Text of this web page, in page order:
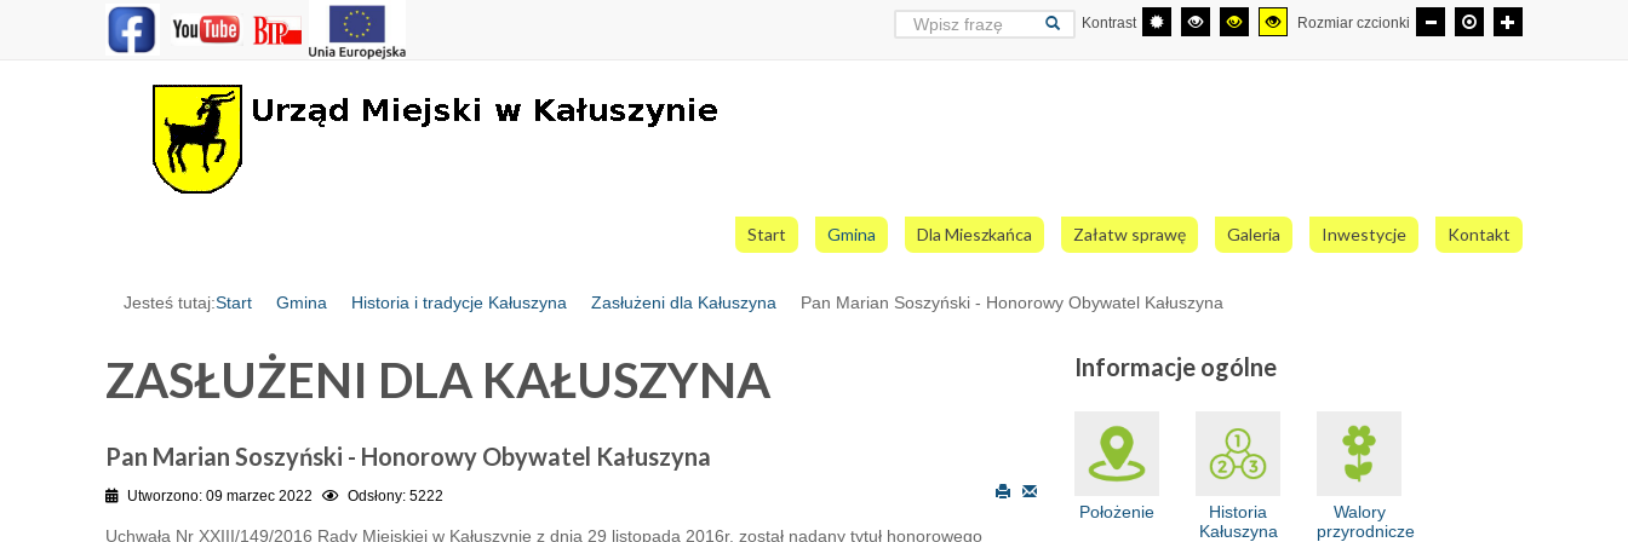
Kontrast Rozmiar czcionki
Start Gmina Dla Mieszkańca Załatw sprawę Galeria Inwestycje Kontakt
Jesteś tutaj:Start Gmina Historia i tradycje Kałuszyna Zasłużeni dla Kałuszyna Pan Marian Soszyński - Honorowy Obywatel Kałuszyna
ZASŁUŻENI DLA KAŁUSZYNA
Pan Marian Soszyński - Honorowy Obywatel Kałuszyna
Utworzono: 09 marzec 2022 Odsłony: 5222
Uchwałą Nr XXIII/149/2016 Rady Miejskiej w Kałuszynie z dnia 29 listopada 2016r. został nadany tytuł honorowego
Informacje ogólne
Położenie
Historia
Kałuszyna
Walory
przyrodnicze